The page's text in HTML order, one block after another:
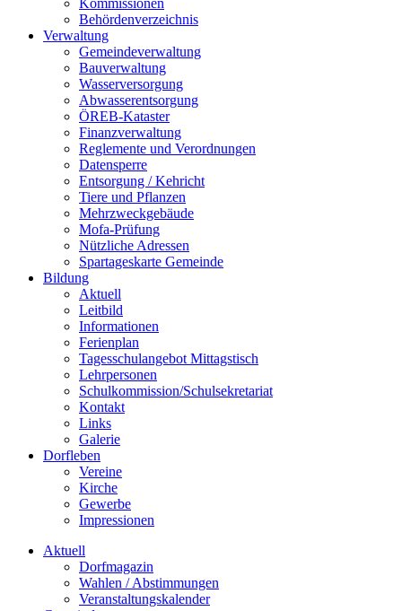
Kommissionen
Behördenverzeichnis
Verwaltung
Gemeindeverwaltung
Bauverwaltung
Wasserversorgung
Abwasserentsorgung
ÖREB-Kataster
Finanzverwaltung
Reglemente und Verordnungen
Datensperre
Entsorgung / Kehricht
Tiere und Pflanzen
Mehrzweckgebäude
Mofa-Prüfung
Nützliche Adressen
Spartageskarte Gemeinde
Bildung
Aktuell
Leitbild
Informationen
Ferienplan
Tagesschulangebot Mittagstisch
Lehrpersonen
Schulkommission/Schulsekretariat
Kontakt
Links
Galerie
Dorfleben
Vereine
Kirche
Gewerbe
Impressionen
Aktuell
Dorfmagazin
Wahlen / Abstimmungen
Veranstaltungskalender